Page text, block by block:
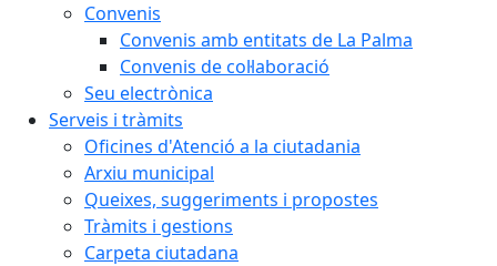
Convenis
Convenis amb entitats de La Palma
Convenis de col·laboració
Seu electrònica
Serveis i tràmits
Oficines d'Atenció a la ciutadania
Arxiu municipal
Queixes, suggeriments i propostes
Tràmits i gestions
Carpeta ciutadana